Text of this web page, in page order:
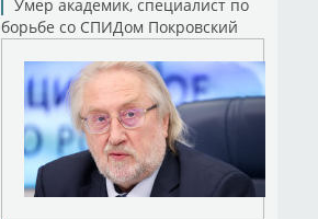
Умер академик, специалист по
борьбе со СПИДом Покровский